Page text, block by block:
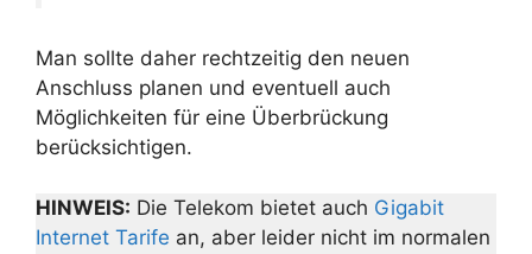
Man sollte daher rechtzeitig den neuen
Anschluss planen und eventuell auch
Möglichkeiten für eine Überbrückung
berücksichtigen.
HINWEIS: Die Telekom bietet auch Gigabit
Internet Tarife an, aber leider nicht im normalen